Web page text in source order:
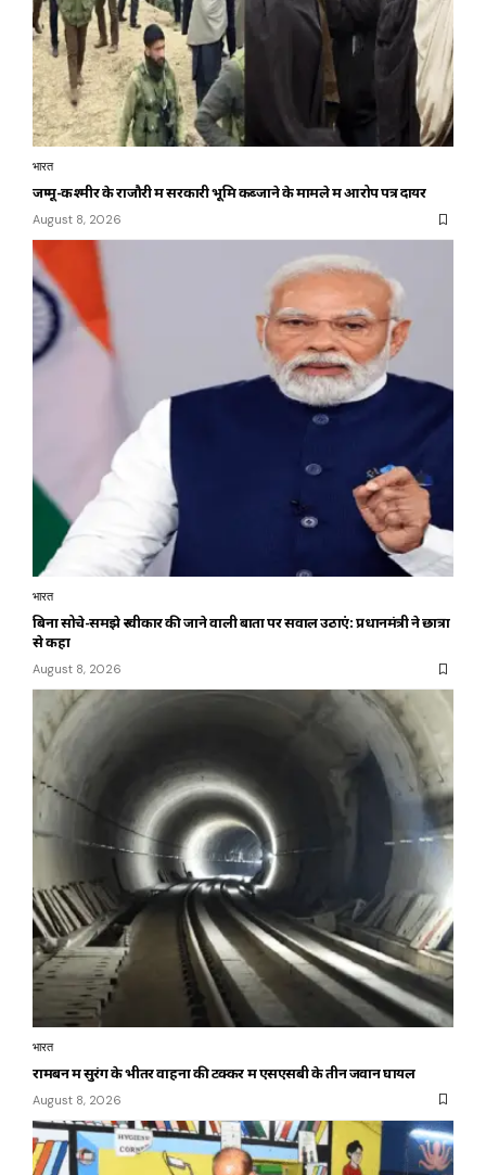
भारत
जम्मू-कश्मीर के राजौरी में सरकारी भूमि कब्जाने के मामले में आरोप पत्र दायर
August 8, 2026
भारत
बिना सोचे-समझे स्वीकार की जाने वाली बातों पर सवाल उठाएं: प्रधानमंत्री ने छात्रों
से कहा
August 8, 2026
भारत
रामबन में सुरंग के भीतर वाहनों की टक्कर में एसएसबी के तीन जवान घायल
August 8, 2026